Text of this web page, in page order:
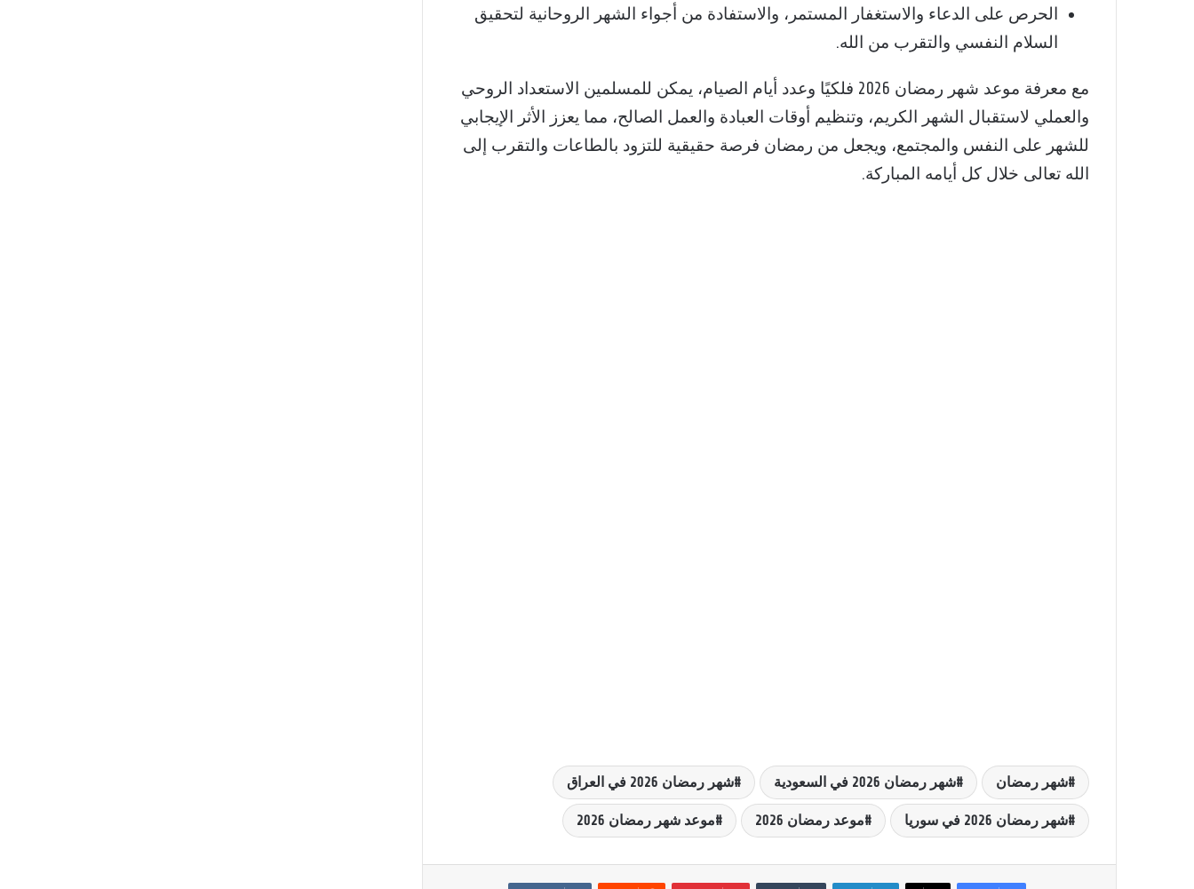
الحرص على الدعاء والاستغفار المستمر، والاستفادة من أجواء الشهر الروحانية لتحقيق
السلام النفسي والتقرب من الله.
مع معرفة موعد شهر رمضان 2026 فلكيًا وعدد أيام الصيام، يمكن للمسلمين الاستعداد الروحي
والعملي لاستقبال الشهر الكريم، وتنظيم أوقات العبادة والعمل الصالح، مما يعزز الأثر الإيجابي
للشهر على النفس والمجتمع، ويجعل من رمضان فرصة حقيقية للتزود بالطاعات والتقرب إلى
الله تعالى خلال كل أيامه المباركة.
شهر رمضان شهر رمضان 2026 في السعودية شهر رمضان 2026 في العراق
شهر رمضان 2026 في سوريا موعد رمضان 2026 موعد شهر رمضان 2026